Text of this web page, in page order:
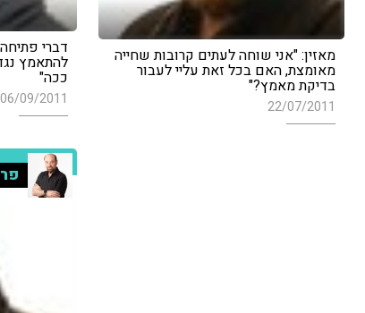
דברי
להתאמץ
ככה"
06/09/2011
מאזין: "אני שוחה לעתים קרובות שחייה
מאומצת, האם בכל זאת עליי לעבור
בדיקת מאמץ?"
22/07/2011